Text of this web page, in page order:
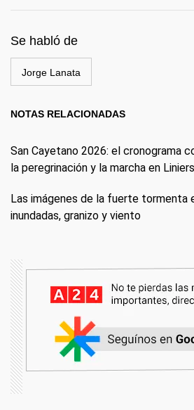
Se habló de
Jorge Lanata
NOTAS RELACIONADAS
San Cayetano 2026: el cronograma
la peregrinación y la marcha en Liniers
Las imágenes de la fuerte tormenta
inundadas, granizo y viento